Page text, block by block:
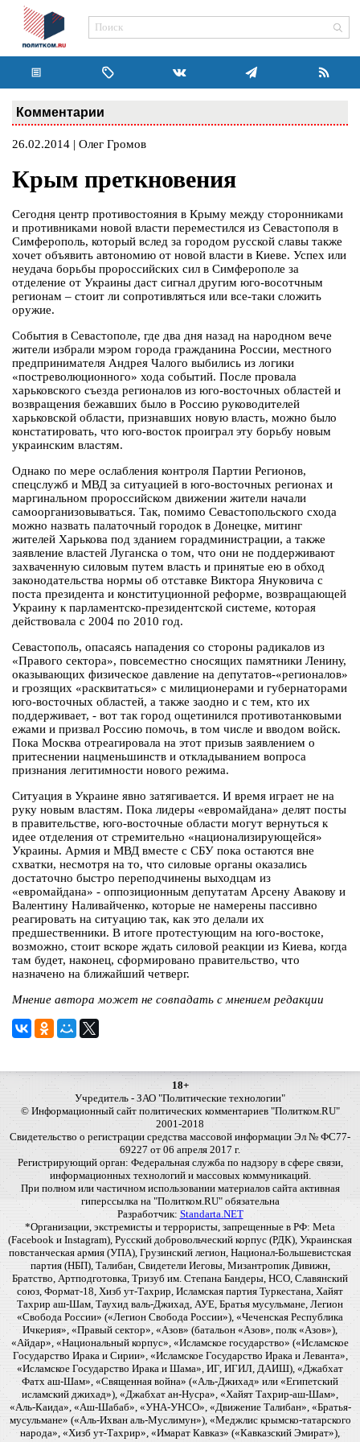
Комментарии
26.02.2014 | Олег Громов
Крым преткновения
Сегодня центр противостояния в Крыму между сторонниками
и противниками новой власти переместился из Севастополя в
Симферополь, который вслед за городом русской славы также
хочет объявить автономию от новой власти в Киеве. Успех или
неудача борьбы пророссийских сил в Симферополе за
отделение от Украины даст сигнал другим юго-восотчным
регионам – стоит ли сопротивляться или все-таки сложить
оружие.
События в Севастополе, где два дня назад на народном вече
жители избрали мэром города гражданина России, местного
предпринимателя Андрея Чалого выбились из логики
«постреволюционного» хода событий. После провала
харьковского съезда регионалов из юго-восточных областей и
возвращения бежавших было в Россию руководителей
харьковской области, признавших новую власть, можно было
констатировать, что юго-восток проиграл эту борьбу новым
украинским властям.
Однако по мере ослабления контроля Партии Регионов,
спецслужб и МВД за ситуацией в юго-восточных регионах и
маргинальном пророссийском движении жители начали
самоорганизовываться. Так, помимо Севастопольского схода
можно назвать палаточный городок в Донецке, митинг
жителей Харькова под зданием горадминистрации, а также
заявление властей Луганска о том, что они не поддерживают
захваченную силовым путем власть и принятые ею в обход
законодательства нормы об отставке Виктора Януковича с
поста президента и конституционной реформе, возвращающей
Украину к парламентско-президентской системе, которая
действовала с 2004 по 2010 год.
Севастополь, опасаясь нападения со стороны радикалов из
«Правого сектора», повсеместно сносящих памятники Ленину,
оказывающих физическое давление на депутатов-«регионалов»
и грозящих «расквитаться» с милиционерами и губернаторами
юго-восточных областей, а также заодно и с тем, кто их
поддерживает, - вот так город ощетинился противотанковыми
ежами и призвал Россию помочь, в том числе и вводом войск.
Пока Москва отреагировала на этот призыв заявлением о
притеснении нацменьшинств и откладыванием вопроса
признания легитимности нового режима.
Ситуация в Украине явно затягивается. И время играет не на
руку новым властям. Пока лидеры «евромайдана» делят посты
в правительстве, юго-восточные области могут вернуться к
идее отделения от стремительно «национализирующейся»
Украины. Армия и МВД вместе с СБУ пока остаются вне
схватки, несмотря на то, что силовые органы оказались
достаточно быстро переподчинены выходцам из
«евромайдана» - оппозиционным депутатам Арсену Авакову и
Валентину Наливайченко, которые не намерены пассивно
реагировать на ситуацию так, как это делали их
предшественники. В итоге протестующим на юго-востоке,
возможно, стоит вскоре ждать силовой реакции из Киева, когда
там будет, наконец, сформировано правительство, что
назначено на ближайший четверг.
Мнение автора может не совпадать с мнением редакции
18+
Учредитель - ЗАО "Политические технологии"
© Информационный сайт политических комментариев "Политком.RU"
2001-2018
Свидетельство о регистрации средства массовой информации Эл № ФС77-
69227 от 06 апреля 2017 г.
Регистрирующий орган: Федеральная служба по надзору в сфере связи,
информационных технологий и массовых коммуникаций.
При полном или частичном использовании материалов сайта активная
гиперссылка на "Политком.RU" обязательна
Разработчик: Standarta.NET
*Организации, экстремисты и террористы, запрещенные в РФ: Meta
(Facebook и Instagram), Русский добровольческий корпус (РДК), Украинская
повстанческая армия (УПА), Грузинский легион, Национал-Большевистская
партия (НБП), Талибан, Свидетели Иеговы, Мизантропик Дивижн,
Братство, Артподготовка, Тризуб им. Степана Бандеры, НСО, Славянский
союз, Формат-18, Хизб ут-Тахрир, Исламская партия Туркестана, Хайят
Тахрир аш-Шам, Таухид валь-Джихад, АУЕ, Братья мусульмане, Легион
«Свобода России» («Легион Свобода России»), «Чеченская Республика
Ичкерия», «Правый сектор», «Азов» (батальон «Азов», полк «Азов»),
«Айдар», «Национальный корпус», «Исламское государство» («Исламское
Государство Ирака и Сирии», «Исламское Государство Ирака и Леванта»,
«Исламское Государство Ирака и Шама», ИГ, ИГИЛ, ДАИШ), «Джабхат
Фатх аш-Шам», «Священная война» («Аль-Джихад» или «Египетский
исламский джихад»), «Джабхат ан-Нусра», «Хайят Тахрир-аш-Шам»,
«Аль-Каида», «Аш-Шабаб», «УНА-УНСО», «Движение Талибан», «Братья-
мусульмане» («Аль-Ихван аль-Муслимун»), «Меджлис крымско-татарского
народа», «Хизб ут-Тахрир», «Имарат Кавказ» («Кавказский Эмират»),